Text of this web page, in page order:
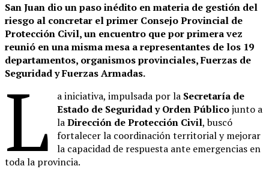
San Juan dio un paso inédito en materia de gestión del
riesgo al concretar el primer Consejo Provincial de
Protección Civil, un encuentro que por primera vez
reunió en una misma mesa a representantes de los 19
departamentos, organismos provinciales, Fuerzas de
Seguridad y Fuerzas Armadas.
L a iniciativa, impulsada por la Secretaría de
Estado de Seguridad y Orden Públicojunto a
laDirección de Protección Civil, buscó
fortalecer la coordinación territorial y mejorar
la capacidad de respuesta ante emergencias en
toda la provincia.